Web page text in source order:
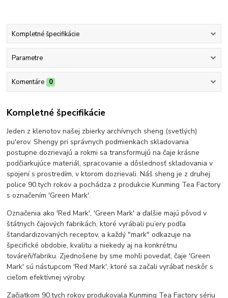
Kompletné špecifikácie
Parametre
Komentáre 0
Kompletné špecifikácie
Jeden z klenotov našej zbierky archívnych sheng (svetlých)
pu'erov. Shengy pri správnych podmienkach skladovania
postupne dozrievajú a rokmi sa transformujú na čaje krásne
podčiarkujúce materiál, spracovanie a dôslednosť skladovania v
spojení s prostredím, v ktorom dozrievali. Náš sheng je z druhej
police 90.tych rokov a pochádza z produkcie Kunming Tea Factory
s označením 'Green Mark'.
Označenia ako 'Red Mark', 'Green Mark' a ďalšie majú pôvod v
štátnych čajových fabrikách, ktoré vyrábali pu’ery podľa
štandardizovaných receptov, a každý "mark" odkazuje na
špecifické obdobie, kvalitu a niekedy aj na konkrétnu
továreň/fabriku. Zjednošene by sme mohli povedať, čaje 'Green
Mark' sú nástupcom 'Red Mark', ktoré sa začali vyrábať neskôr s
cieľom efektívnej výroby.
Začiatkom 90.tych rokov produkovala Kunming Tea Factory sériu